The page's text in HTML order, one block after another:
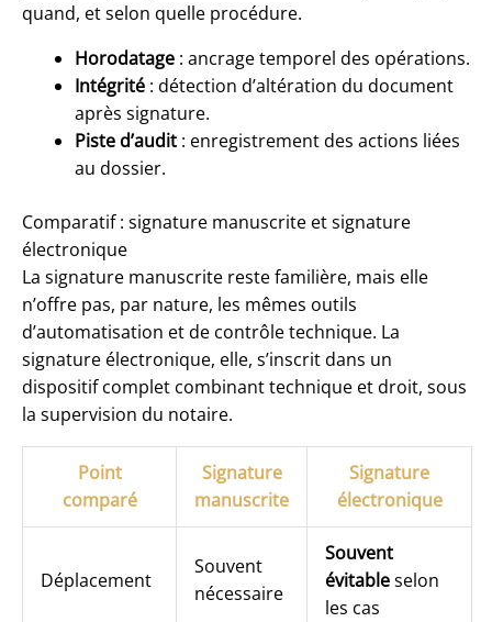
quand, et selon quelle procédure.
Horodatage : ancrage temporel des opérations.
Intégrité : détection d’altération du document
après signature.
Piste d’audit : enregistrement des actions liées
au dossier.
Comparatif : signature manuscrite et signature
électronique
La signature manuscrite reste familière, mais elle
n’offre pas, par nature, les mêmes outils
d’automatisation et de contrôle technique. La
signature électronique, elle, s’inscrit dans un
dispositif complet combinant technique et droit, sous
la supervision du notaire.
Point
comparé
Signature
manuscrite
Signature
électronique
Déplacement
Souvent
nécessaire
Souvent
évitableselon
les cas